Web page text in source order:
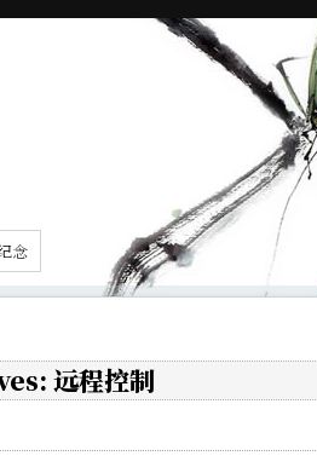
念
远程控制